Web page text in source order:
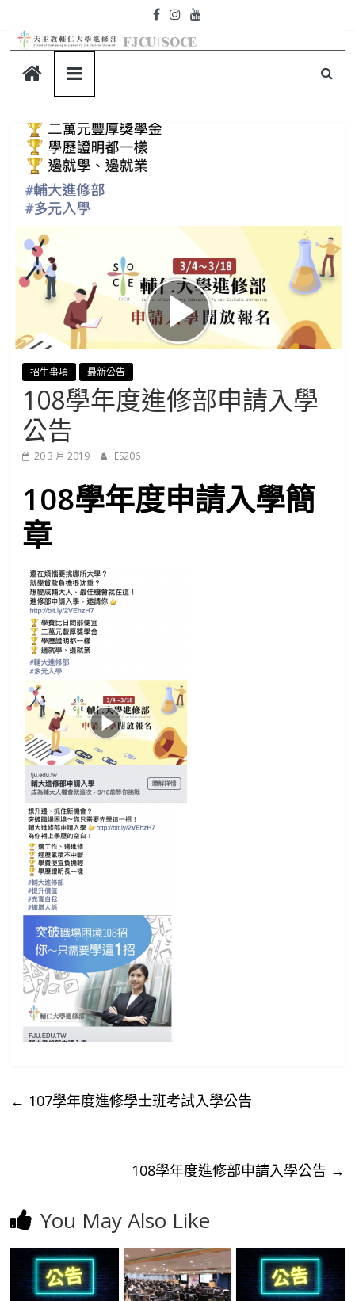
content
天
主
教
輔
仁
大
學-
進
修
部
官
方
網
站
招生事項 最新公告
108學年度進修部申請入學
公告
20 3 月 2019 ES206
108學年度申請入學簡
章
← 107學年度進修學士班考試入學公告
108學年度進修部申請入學公告 →
You May Also Like